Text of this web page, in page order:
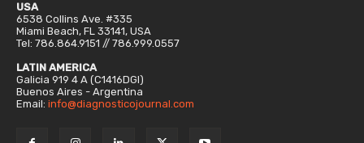
USA
6538 Collins Ave. #335
Miami Beach, FL 33141, USA
Tel: 786.864.9151 // 786.999.0557
LATIN AMERICA
Galicia 919 4 A (C1416DGI)
Buenos Aires - Argentina
Email: info@diagnosticojournal.com